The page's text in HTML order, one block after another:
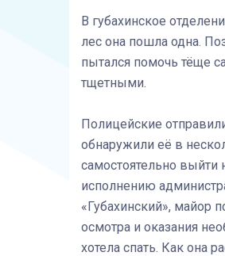
В губахинское
лес она пошла одна.
пытался помочь тёще
тщетными.
Полицейские
обнаружили её в
самостоятельно выйти
исполнению
«Губахинский», майор
осмотра и оказания
хотела спать. Как она